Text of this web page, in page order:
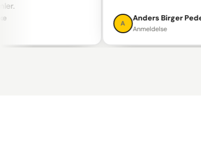
Anders Birger Pedersen
Anmeldelse